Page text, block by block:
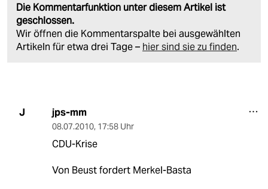
Die Kommentarfunktion unter diesem Artikel ist
geschlossen.
Wir öffnen die Kommentarspalte bei ausgewählten
Artikeln für etwa drei Tage – hier sind sie zu finden.
J jps-mm
08.07.2010, 17:58 Uhr
CDU-Krise
Von Beust fordert Merkel-Basta